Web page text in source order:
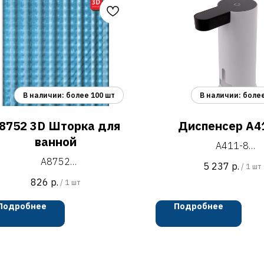
3D Шторка для
ванной
A8752
для ванны с 3D эффектом и
пластиковых колец для
подвеса
826 р. / 1 шт
Диспенсер
A411-8
диспенсер
электронный для
мм
металлический
5 237 р. / 1 шт
Подробнее